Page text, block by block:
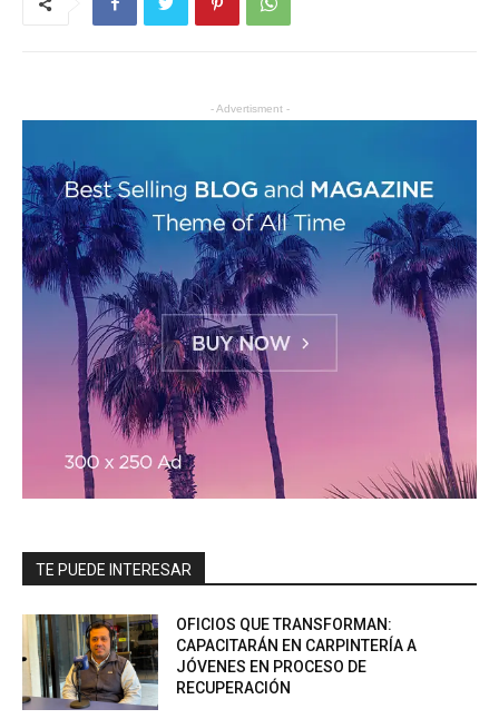
- Advertisment -
TE PUEDE INTERESAR
OFICIOS QUE TRANSFORMAN:
CAPACITARÁN EN CARPINTERÍA A
JÓVENES EN PROCESO DE
RECUPERACIÓN